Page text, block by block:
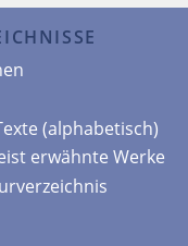
(alphabetisch)
erwähnte Werke